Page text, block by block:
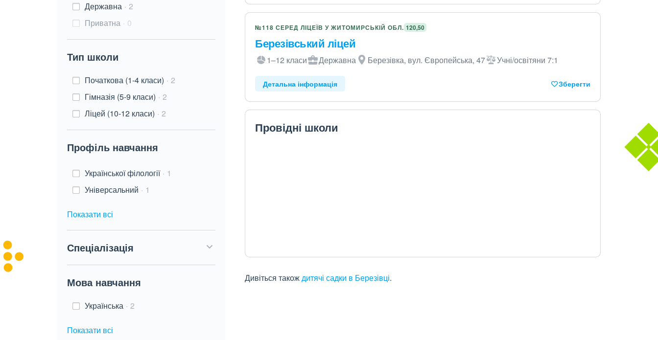
Державна
2
Приватна
0
Тип школи
Початкова (1-4 класи)
2
Гімназія (5-9 класи)
2
Ліцей (10-12 класи)
2
Профіль навчання
Української філології
1
Універсальний
1
Показати всі
Спеціалізація
Мова навчання
Українська 2
Показати всі
№118 СЕРЕД ЛІЦЕЇВ У ЖИТОМИРСЬКІЙ ОБЛ. 120,50
Березівський ліцей
1–12 класи Державна Березівка, вул. Європейська, 47 Учні/освітяни 7:1
Детальна інформація Зберегти
Провідні школи
Дивіться такождитячі садки в Березівці.